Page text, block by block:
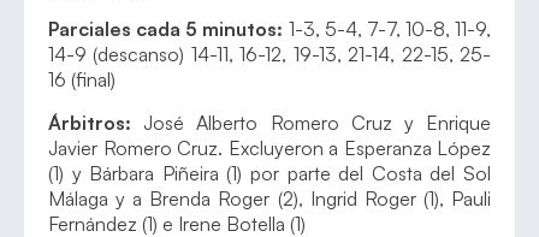
Parciales cada 5 minutos: 1-3, 5-4, 7-7, 10-8, 11-9,
14-9 (descanso) 14-11, 16-12, 19-13, 21-14, 22-15, 25-
16 (final)
Árbitros: José Alberto Romero Cruz y Enrique
Javier Romero Cruz. Excluyeron a Esperanza López
(1) y Bárbara Piñeira (1) por parte del Costa del Sol
Málaga y a Brenda Roger (2), Ingrid Roger (1), Pauli
Fernández (1) e Irene Botella (1)